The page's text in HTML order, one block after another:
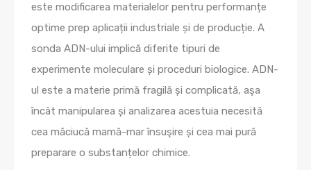
este modificarea materialelor pentru performanțe
optime prep aplicații industriale și de producție. A
sonda ADN-ului implică diferite tipuri de
experimente moleculare și proceduri biologice. ADN-
ul este a materie primă fragilă și complicată, aşa
încât manipularea și analizarea acestuia necesită
cea măciucă mamă-mar însuşire și cea mai pură
preparare o substanțelor chimice.